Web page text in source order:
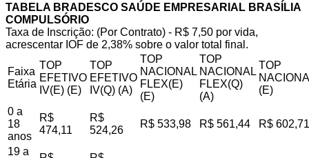
TABELA BRADESCO SAÚDE EMPRESARIAL BRASÍLIA
COMPULSÓRIO
Taxa de Inscrição: (Por Contrato) - R$ 7,50 por vida,
acrescentar IOF de 2,38% sobre o valor total final.
Faixa
Etária
TOP
EFETIVO
IV(E) (E)
TOP
EFETIVO
IV(Q) (A)
TOP
NACIONAL
FLEX(E)
(E)
TOP
NACIONAL
FLEX(Q)
(A)
TOP
(E)
0 a
18
anos
R$
474,11
R$
524,26
R$ 533,98 R$ 561,44 R$ 602,71
19 a